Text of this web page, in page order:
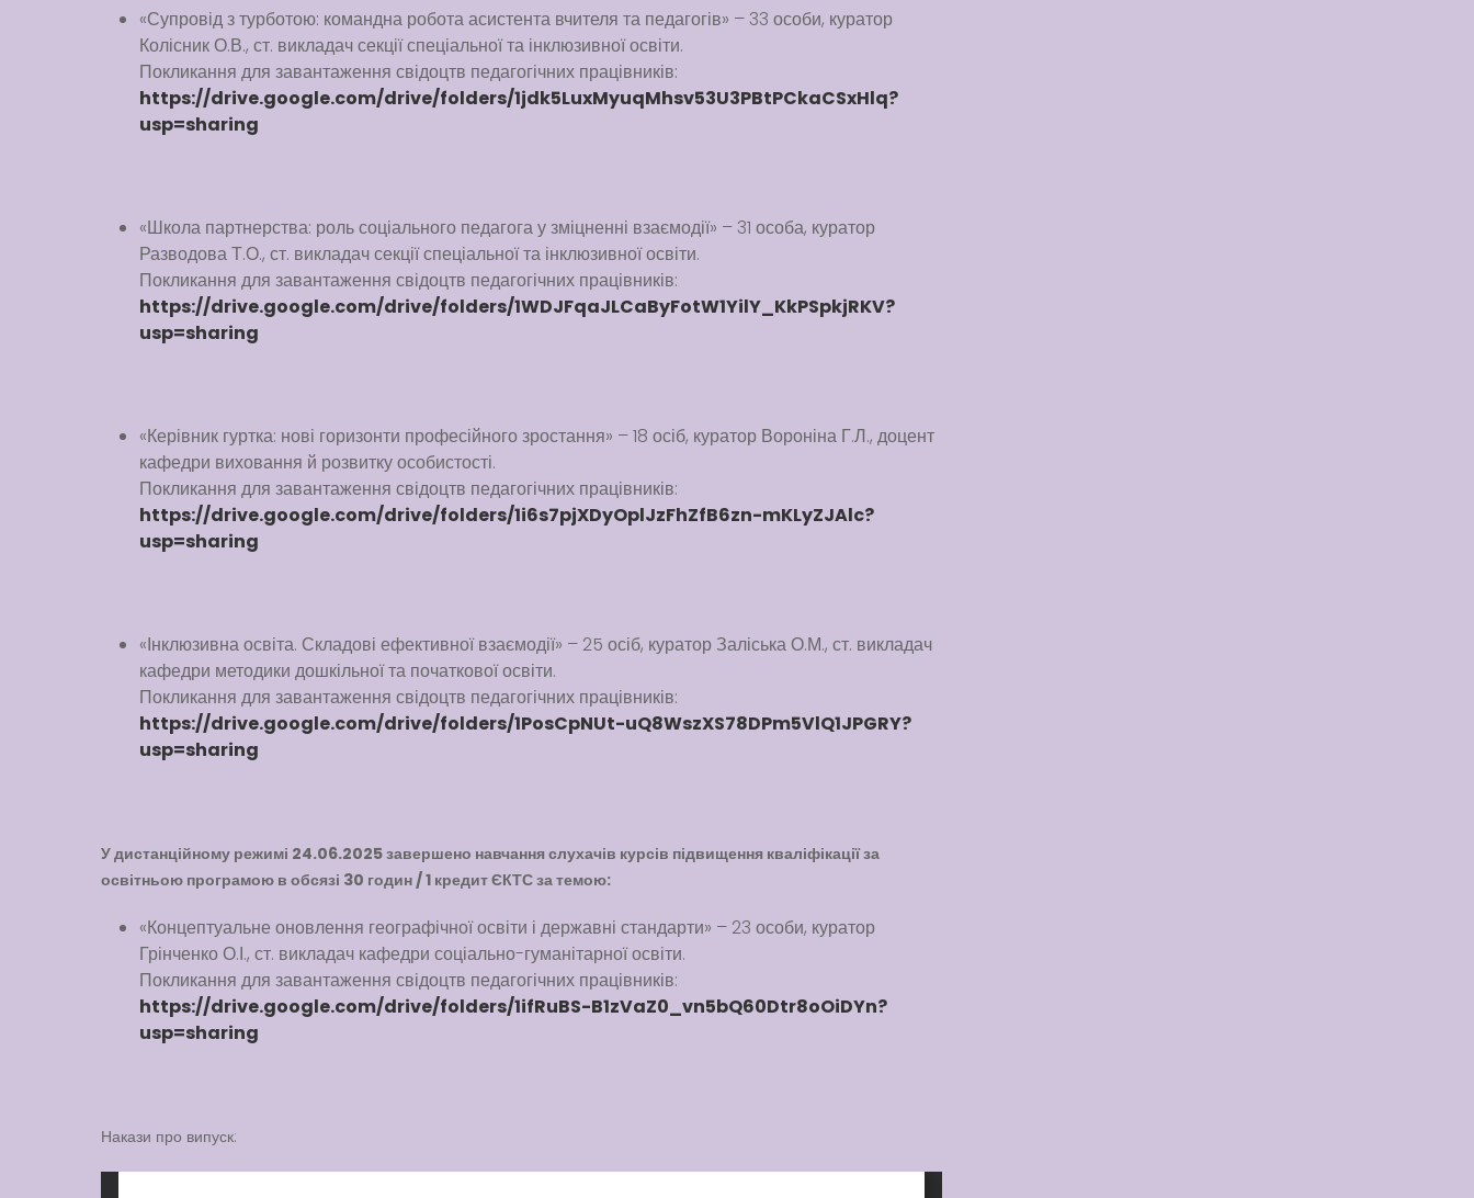
«Супровід з турботою: командна робота асистента вчителя та педагогів» – 33 особи, куратор
Колісник О.В., ст. викладач секції спеціальної та інклюзивної освіти.
Покликання для завантаження свідоцтв педагогічних працівників:
https://drive.google.com/drive/folders/1jdk5LuxMyuqMhsv53U3PBtPCkaCSxHlq?
usp=sharing
«Школа партнерства: роль соціального педагога у зміцненні взаємодії» – 31 особа, куратор
Разводова Т.О., ст. викладач секції спеціальної та інклюзивної освіти.
Покликання для завантаження свідоцтв педагогічних працівників:
https://drive.google.com/drive/folders/1WDJFqaJLCaByFotW1YilY_KkPSpkjRKV?
usp=sharing
«Керівник гуртка: нові горизонти професійного зростання» – 18 осіб, куратор Вороніна Г.Л., доцент
кафедри виховання й розвитку особистості.
Покликання для завантаження свідоцтв педагогічних працівників:
https://drive.google.com/drive/folders/1i6s7pjXDyOplJzFhZfB6zn-mKLyZJAlc?
usp=sharing
«Інклюзивна освіта. Складові ефективної взаємодії» – 25 осіб, куратор Заліська О.М., ст. викладач
кафедри методики дошкільної та початкової освіти.
Покликання для завантаження свідоцтв педагогічних працівників:
https://drive.google.com/drive/folders/1PosCpNUt-uQ8WszXS78DPm5VlQ1JPGRY?
usp=sharing
У дистанційному режимі 24.06.2025 завершено навчання слухачів курсів підвищення кваліфікації за
освітньою програмою в обсязі 30 годин / 1 кредит ЄКТС за темою:
«Концептуальне оновлення географічної освіти і державні стандарти» – 23 особи, куратор
Грінченко О.І., ст. викладач кафедри соціально-гуманітарної освіти.
Покликання для завантаження свідоцтв педагогічних працівників:
https://drive.google.com/drive/folders/1ifRuBS-B1zVaZ0_vn5bQ60Dtr8oOiDYn?
usp=sharing
Накази про випуск: